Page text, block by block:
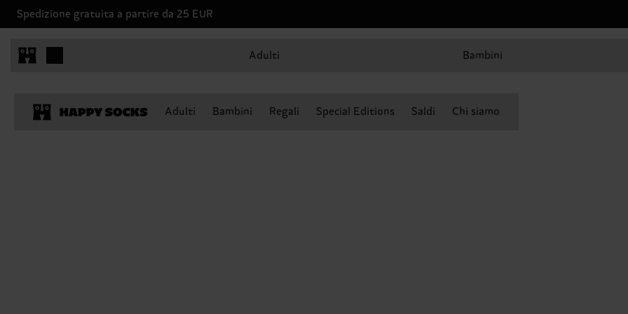
Spedizione gratuita a partire da 25 EUR
Adulti Bambini
Adulti Bambini Regali Special Editions Saldi Chi siamo